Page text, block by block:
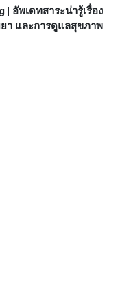
อัพเดทสาระน่ารู้เรื่อง
า และการดูแลสุขภาพ